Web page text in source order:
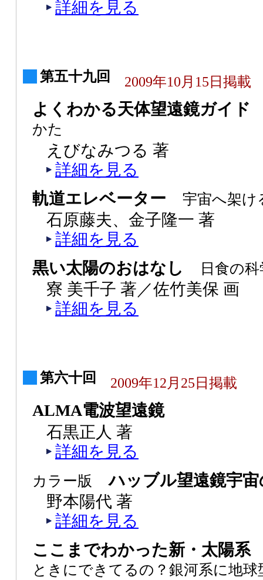
詳細を見る
第五十九回 2009年10月15日掲載
よくわかる天体望遠鏡ガイ
かた
えびなみつる 著
詳細を見る
軌道エレベーター 宇宙へ架け
石原藤夫、金子隆一 著
詳細を見る
黒い太陽のおはなし
日食の
寮 美千子 著／佐竹美保 画
詳細を見る
第六十回 2009年12月25日掲載
ALMA電波望遠鏡
石黒正人 著
詳細を見る
カラー版
ハッブル望遠鏡宇宙
野本陽代 著
詳細を見る
ここまでわかった新・太陽
ときにできてるの？銀河系に地